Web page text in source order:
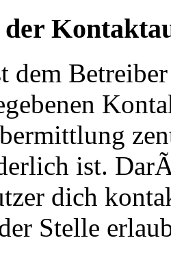
der
dem
ist.
dich
Stelle